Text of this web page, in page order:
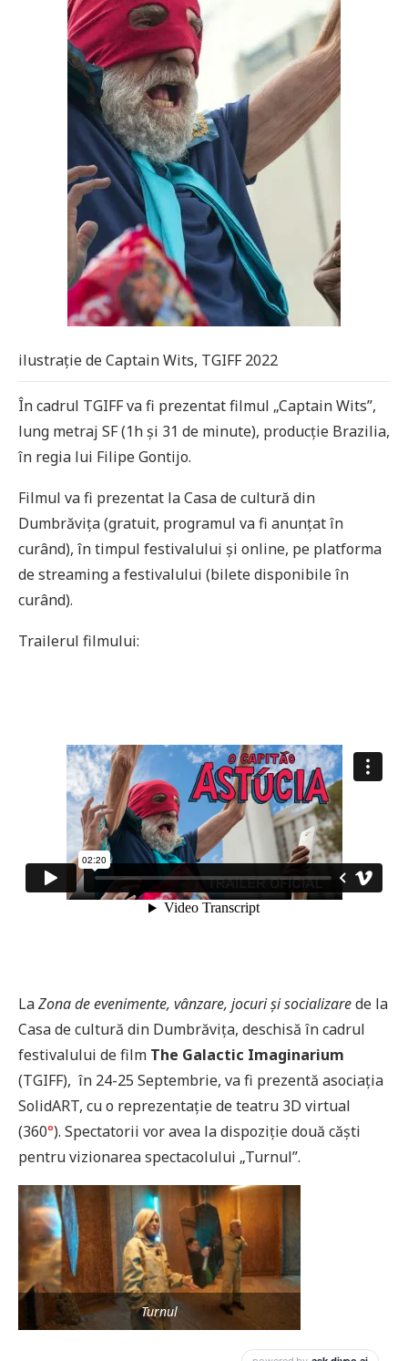
ilustrație de Captain Wits, TGIFF 2022
În cadrul TGIFF va fi prezentat filmul „Captain Wits”,
lung metraj SF (1h și 31 de minute), producție Brazilia,
în regia lui Filipe Gontijo.
Filmul va fi prezentat la Casa de cultură din
Dumbrăvița (gratuit, programul va fi anunțat în
curând), în timpul festivalului și online, pe platforma
de streaming a festivalului (bilete disponibile în
curând).
Trailerul filmului:
LaZona de evenimente, vânzare, jocuri și socializarede la
Casa de cultură din Dumbrăvița, deschisă în cadrul
festivalului de film The Galactic Imaginarium
(TGIFF), în 24-25 Septembrie, va fi prezentă asociația
SolidART, cu o reprezentație de teatru 3D virtual
(360°). Spectatorii vor avea la dispoziție două căști
pentru vizionarea spectacolului „Turnul”.
Turnul